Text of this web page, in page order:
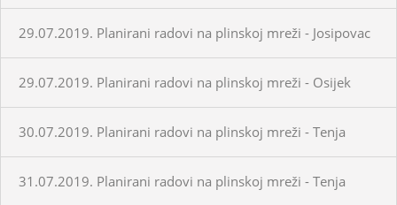
29.07.2019. Planirani radovi na plinskoj mreži - Josipovac
29.07.2019. Planirani radovi na plinskoj mreži - Osijek
30.07.2019. Planirani radovi na plinskoj mreži - Tenja
31.07.2019. Planirani radovi na plinskoj mreži - Tenja